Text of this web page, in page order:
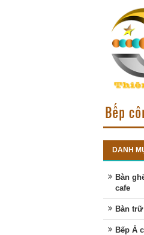
DANH
Bàn
cafe
Bàn
Bếp Á